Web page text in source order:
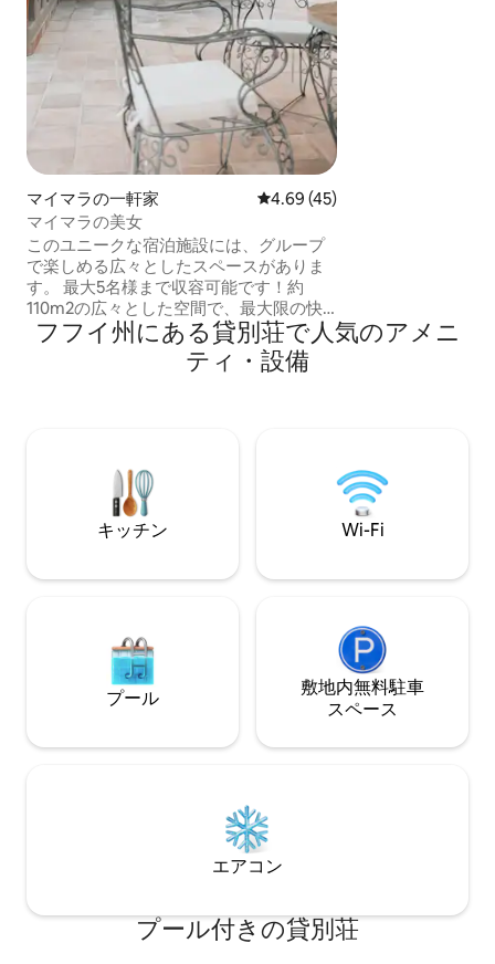
マイマラの一軒家 レビュー45件、5つ星中4.69つ
4.69 (45)
マイマラの美女
このユニークな宿泊施設には、グループ
で楽しめる広々としたスペースがありま
す。 最大5名様まで収容可能です！約
110m2の広々とした空間で、最大限の快
適さを提供します。 ダブルルームとトリ
プルルームの2つの客室には、それぞれ電
気暖房が備わっています。 2つのバスルー
広々としたリビングルーム。 バーベキュ
ーグリルとパーゴラテラスを備えた広々
としたギャラリー。パレタ・デル・ピン
トールの麓。
フフイ州にある貸別荘で人気のアメニ
ティ・設備
キッチン Wi-Fi
プール
敷地内無料駐⁠車
ス⁠ペ⁠ー⁠ス
エアコン
プール付きの貸別荘